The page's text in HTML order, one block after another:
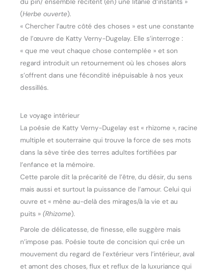
(Herbe ouverte).
« Chercher l’autre côté des choses » est une constante
de l’œuvre de Katty Verny-Dugelay. Elle s’interroge :
« que me veut chaque chose contemplée » et son
regard introduit un retournement où les choses alors
s’offrent dans une fécondité inépuisable à nos yeux
dessillés.
Le voyage intérieur
La poésie de Katty Verny-Dugelay est « rhizome », racine
multiple et souterraine qui trouve la force de ses mots
dans la sève tirée des terres adultes fortifiées par
l’enfance et la mémoire.
Cette parole dit la précarité de l’être, du désir, du sens
mais aussi et surtout la puissance de l’amour. Celui qui
ouvre et « mène au-delà des mirages/à la vie et au
puits »(Rhizome).
Parole de délicatesse, de finesse, elle suggère mais
n’impose pas. Poésie toute de concision qui crée un
mouvement du regard de l’extérieur vers l’intérieur, aval
et amont des choses, flux et reflux de la luxuriance qui